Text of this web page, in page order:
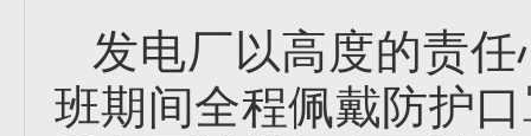
发电厂以高度的责
班期间全程佩戴防护